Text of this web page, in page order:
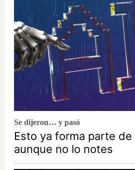
Se dijeron… y pasó
Esto ya forma parte
aunque no lo notes